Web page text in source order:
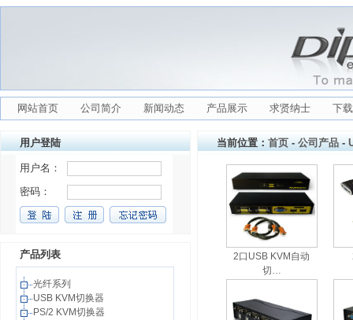
网站首页 公司简介 新闻动态 产品展示 求贤纳士 下
用户登陆
产品列表
光纤系列
USB KVM切换器
PS/2 KVM切换器
当前位置： 首页- 公司产品-
2口USB KVM自动
切…